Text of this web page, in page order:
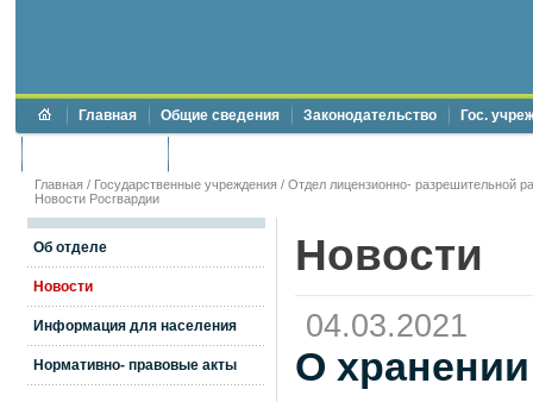
Главная Общие сведения Законодательство Гос.
Главная / Государственные учреждения / Отдел лицензионно- разрешительной
Новости Росгвардии
Об отделе
Новости
Информация для населения
Нормативно- правовые акты
Новости
04.03.2021
О